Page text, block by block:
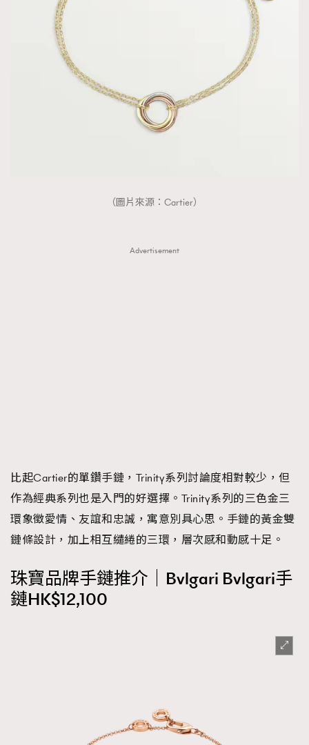
（圖片來源：Cartier）
Advertisement
比起Cartier的單鑽手鏈，Trinity系列討論度相對較少，但
作為經典系列也是入門的好選擇。Trinity系列的三色金三
環象徵愛情、友誼和忠誠，寓意別具心思。手鏈的黃金雙
鏈條設計，加上相互繾綣的三環，層次感和動感十足。
珠寶品牌手鏈推介｜Bvlgari Bvlgari手
鏈HK$12,100